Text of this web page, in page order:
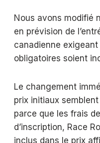
Nous avons modifié
en prévision de
canadienne
obligatoires soient
Le changement
prix initiaux
parce que les frais
d’inscription, Race
inclus dans le prix